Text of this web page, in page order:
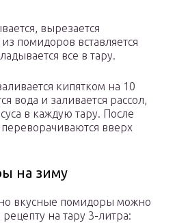
вырезается
помидоров вставляется
все в тару.
кипятком на 10
вода и заливается рассол,
в каждую тару. После
вверх
на зиму
вкусные помидоры можно
на тару 3-литра: